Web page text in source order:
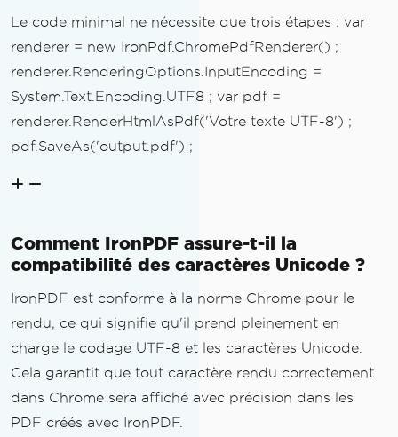
Le code minimal ne nécessite que trois étapes : var
renderer = new IronPdf.ChromePdfRenderer() ;
renderer.RenderingOptions.InputEncoding =
System.Text.Encoding.UTF8 ; var pdf =
renderer.RenderHtmlAsPdf('Votre texte UTF-8') ;
pdf.SaveAs('output.pdf') ;
Comment IronPDF assure-t-il la
compatibilité des caractères Unicode ?
IronPDF est conforme à la norme Chrome pour le
rendu, ce qui signifie qu'il prend pleinement en
charge le codage UTF-8 et les caractères Unicode.
Cela garantit que tout caractère rendu correctement
dans Chrome sera affiché avec précision dans les
PDF créés avec IronPDF.